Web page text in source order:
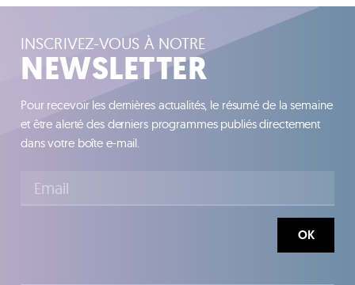
INSCRIVEZ-VOUS À NOTRE
NEWSLETTER
Pour recevoir les dernières actualités, le résumé de la semaine
et être alerté des derniers programmes publiés directement
dans votre boîte e-mail.
OK